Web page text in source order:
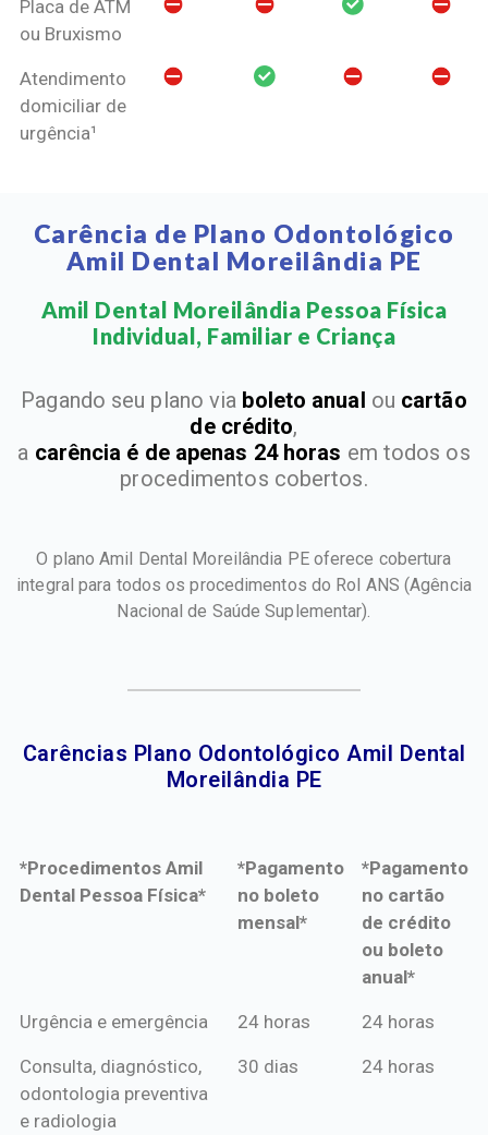
Placa de ATM
ou Bruxismo
Atendimento
domiciliar de
urgência¹
Carência de Plano Odontológico
Amil Dental Moreilândia PE
Amil Dental Moreilândia Pessoa Física
Individual, Familiar e Criança​
Pagando seu plano via boleto anual ou cartão
de crédito,
a carência é de apenas 24 horas em todos os
procedimentos cobertos.
O plano Amil Dental Moreilândia PE oferece cobertura
integral para todos os procedimentos do Rol ANS (Agência
Nacional de Saúde Suplementar).
Carências Plano Odontológico Amil Dental
Moreilândia PE​
*Procedimentos Amil
Dental Pessoa Física*
*Pagamento
no boleto
mensal*
*Pagamento
no cartão
de crédito
ou boleto
anual*
*Procedimentos Amil
*Pagamento
mensal*
*Pagamento
de crédito
Urgência e emergência 24 horas 24 horas
Consulta, diagnóstico,
odontologia preventiva
e radiologia
30 dias 24 horas